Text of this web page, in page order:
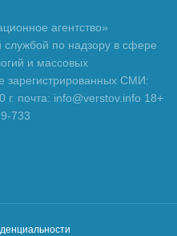
агентство»
службой по надзору в сфере
и массовых
зарегистрированных СМИ:
почта: info@verstov.info 18+
733